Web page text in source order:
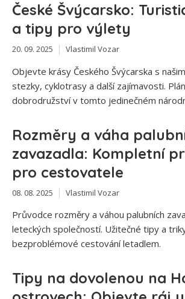
České Švýcarsko:
a tipy pro výlety
20. 09. 2025 Vlastimil Vozar
Objevte krásy Českého Švýcarska s
stezky, cyklotrasy a další zajímavosti.
dobrodružství v tomto jedinečném
Rozměry a váha
zavazadla: Kompletní
pro cestovatele
08. 08. 2025 Vlastimil Vozar
Průvodce rozměry a váhou palubních
leteckých společností. Užitečné tipy a
bezproblémové cestování letadlem.
Tipy na dovolenou na